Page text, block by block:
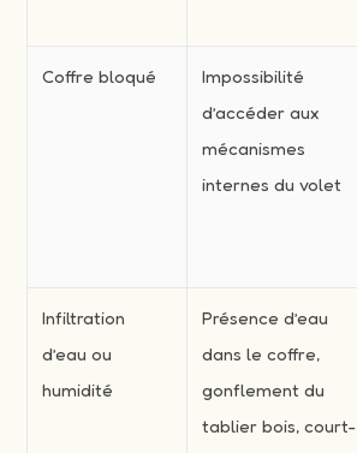
Coffre bloqué
Impossibilité
d’accéder aux
mécanismes
internes du volet
Infiltration
d’eau ou
humidité
Présence d’eau
dans le coffre,
gonflement du
tablier bois, court-